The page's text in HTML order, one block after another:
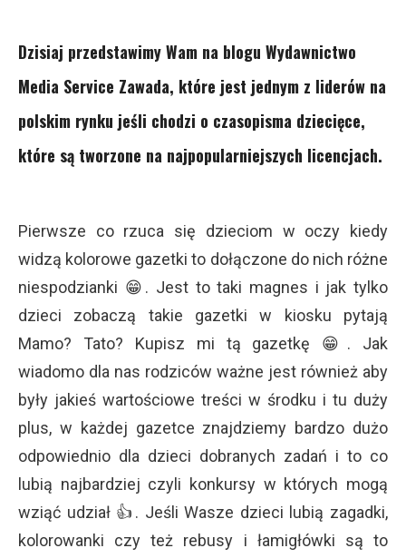
Dzisiaj przedstawimy Wam na blogu Wydawnictwo
Media Service Zawada, które jest jednym z liderów na
polskim rynku jeśli chodzi o czasopisma dziecięce,
które są tworzone na najpopularniejszych licencjach.
Pierwsze co rzuca się dzieciom w oczy kiedy
widzą kolorowe gazetki to dołączone do nich różne
niespodzianki 😁. Jest to taki magnes i jak tylko
dzieci zobaczą takie gazetki w kiosku pytają
Mamo? Tato? Kupisz mi tą gazetkę 😁. Jak
wiadomo dla nas rodziców ważne jest również aby
były jakieś wartościowe treści w środku i tu duży
plus, w każdej gazetce znajdziemy bardzo dużo
odpowiednio dla dzieci dobranych zadań i to co
lubią najbardziej czyli konkursy w których mogą
wziąć udział 👍. Jeśli Wasze dzieci lubią zagadki,
kolorowanki czy też rebusy i łamigłówki są to